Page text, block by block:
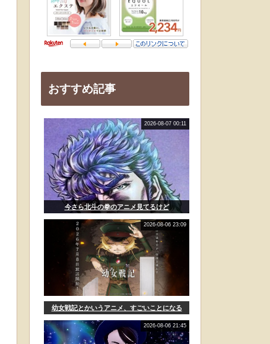
おすすめ記事
今さら北斗の拳のアニメ見てるけど
2026-08-07 00:11
幼女戦記とかいうアニメ、すごいことになる
2026-08-06 23:09
2026-08-06 21:45